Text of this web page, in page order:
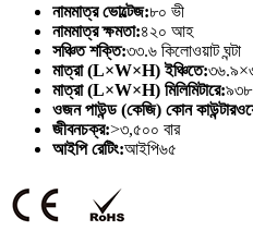
নামমাত্র ভোল্টেজ:৮০ ভী
নামমাত্র ক্ষমতা:৪২০ আহ
সঞ্চিত শক্তি:৩৩.৬ কিলোওয়াট ঘন্টা
মাত্রা (L×W×H) ইঞ্চিতে:
মাত্রা (L×W×H) মিলিমিটারে:
ওজন পাউন্ড (কেজি) কোন
জীবনচক্র:>৩,৫০০ বার
আইপি রেটিং:আইপি৬৫